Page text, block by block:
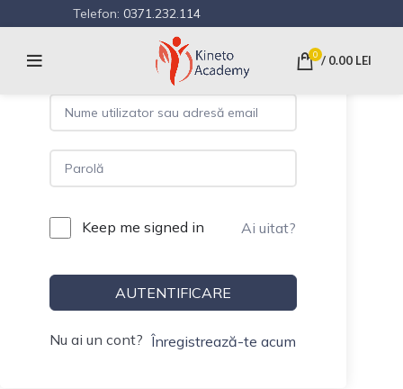
Telefon: 0371.232.114
0 / 0.00 LEI
Hi, Welcome back!
Keep me signed in Ai uitat?
AUTENTIFICARE
Nu ai un cont? Înregistrează-te acum